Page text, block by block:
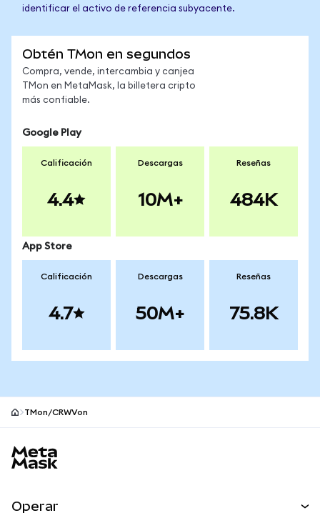
identificar el activo de referencia subyacente.
Obtén TMon en segundos
Compra, vende, intercambia y canjea
TMon en MetaMask, la billetera cripto
más confiable.
Google Play
Calificación
4.4
Descargas
10M+
Reseñas
484K
App Store
Calificación
4.7
Descargas
50M+
Reseñas
75.8K
TMon/CRWVon
Operar